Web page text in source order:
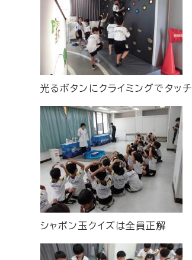
光るボタンにクライミングでタッチ
シャボン玉クイズは全員正解